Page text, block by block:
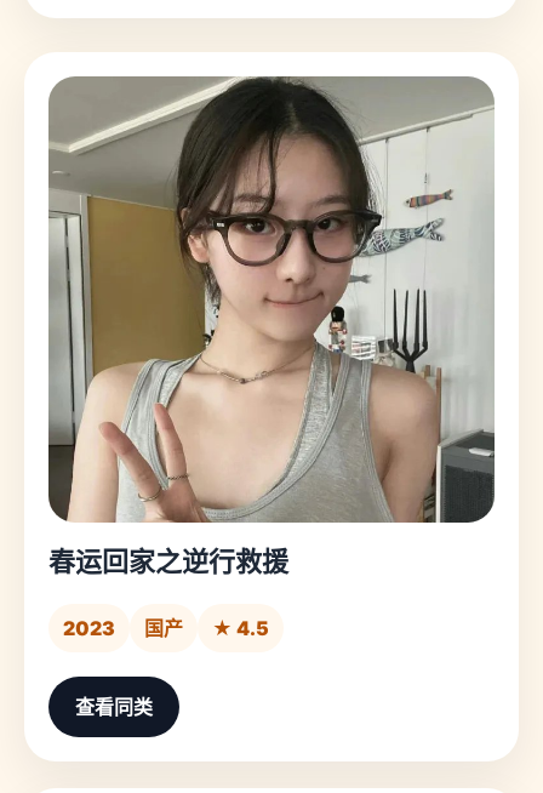
春运回家之逆行救援
2023 国产 ★ 4.5
查看同类